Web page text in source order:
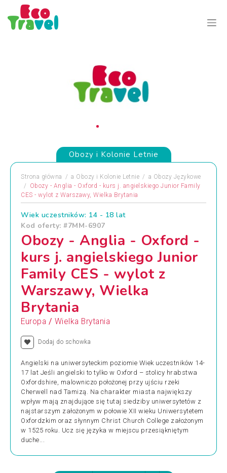
Obozy i Kolonie Letnie
Strona główna a Obozy i Kolonie Letnie a Obozy Językowe
Obozy - Anglia - Oxford - kurs j. angielskiego Junior Family
CES - wylot z Warszawy, Wielka Brytania
Wiek uczestników: 14 - 18 lat
Kod oferty: #7MM-6907
Obozy - Anglia - Oxford -
kurs j. angielskiego Junior
Family CES - wylot z
Warszawy, Wielka
Brytania
Europa / Wielka Brytania
Dodaj do schowka
Angielski na uniwersyteckim poziomie Wiek uczestników 14-
17 lat Jeśli angielski to tylko w Oxford – stolicy hrabstwa
Oxfordshire, malowniczo położonej przy ujściu rzeki
Cherwell nad Tamizą. Na charakter miasta największy
wpływ mają znajdujące się tutaj siedziby uniwersytetów z
najstarszym założonym w połowie XII wieku Uniwersytetem
Oxfordzkim oraz słynnym Christ Church College założonym
w 1525 roku. Ucz się języka w miejscu przesiąkniętym
duche...